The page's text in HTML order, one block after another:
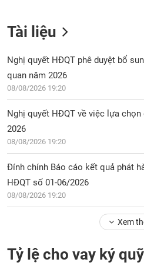
Tài liệu
Nghị quyết HĐQT phê duyệt bổ
quan năm 2026
08/08/2026 19:20
Nghị quyết HĐQT về việc lựa
2026
08/08/2026 19:20
Đính chính Báo cáo kết quả phát
HĐQT số 01-06/2026
08/08/2026 19:20
Xem
Tỷ lệ cho vay ký quỹ